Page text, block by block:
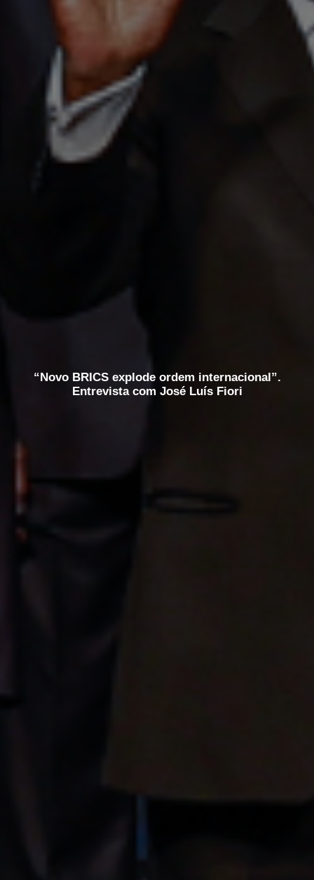
“Novo BRICS explode ordem internacional”.
Entrevista com José Luís Fiori